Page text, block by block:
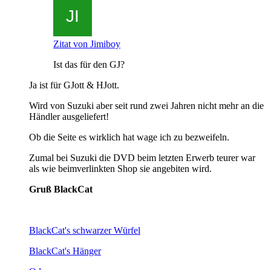
Zitat von Jimiboy
Ist das für den GJ?
Ja ist für GJott & HJott.
Wird von Suzuki aber seit rund zwei Jahren nicht mehr an die
Händler ausgeliefert!
Ob die Seite es wirklich hat wage ich zu bezweifeln.
Zumal bei Suzuki die DVD beim letzten Erwerb teurer war
als wie beimverlinkten Shop sie angebiten wird.
Gruß BlackCat
BlackCat's schwarzer Würfel
BlackCat's Hänger